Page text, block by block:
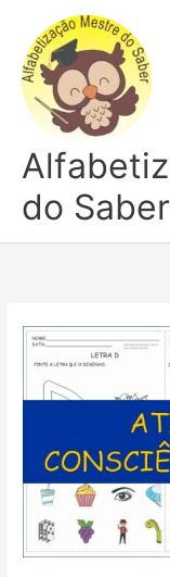
conteúdo
do Saber